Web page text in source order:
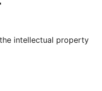
intellectual property